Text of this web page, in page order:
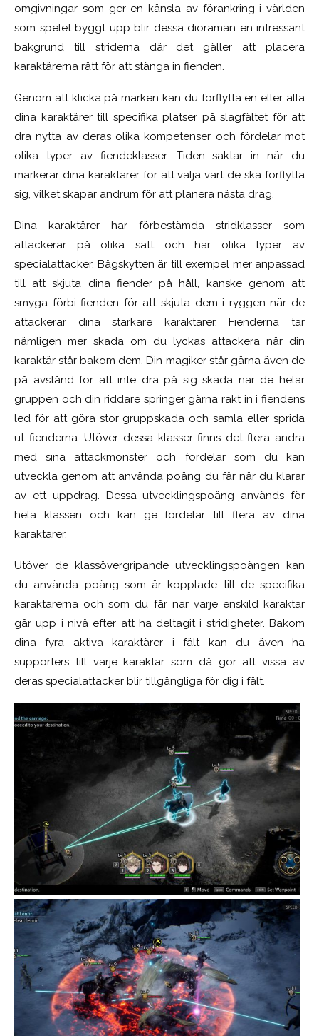
omgivningar som ger en känsla av förankring i världen
som spelet byggt upp blir dessa dioraman en intressant
bakgrund till striderna där det gäller att placera
karaktärerna rätt för att stänga in fienden.
Genom att klicka på marken kan du förflytta en eller alla
dina karaktärer till specifika platser på slagfältet för att
dra nytta av deras olika kompetenser och fördelar mot
olika typer av fiendeklasser. Tiden saktar in när du
markerar dina karaktärer för att välja vart de ska förflytta
sig, vilket skapar andrum för att planera nästa drag.
Dina karaktärer har förbestämda stridklasser som
attackerar på olika sätt och har olika typer av
specialattacker. Bågskytten är till exempel mer anpassad
till att skjuta dina fiender på håll, kanske genom att
smyga förbi fienden för att skjuta dem i ryggen när de
attackerar dina starkare karaktärer. Fienderna tar
nämligen mer skada om du lyckas attackera när din
karaktär står bakom dem. Din magiker står gärna även de
på avstånd för att inte dra på sig skada när de helar
gruppen och din riddare springer gärna rakt in i fiendens
led för att göra stor gruppskada och samla eller sprida
ut fienderna. Utöver dessa klasser finns det flera andra
med sina attackmönster och fördelar som du kan
utveckla genom att använda poäng du får när du klarar
av ett uppdrag. Dessa utvecklingspoäng används för
hela klassen och kan ge fördelar till flera av dina
karaktärer.
Utöver de klassövergripande utvecklingspoängen kan
du använda poäng som är kopplade till de specifika
karaktärerna och som du får när varje enskild karaktär
går upp i nivå efter att ha deltagit i stridigheter. Bakom
dina fyra aktiva karaktärer i fält kan du även ha
supporters till varje karaktär som då gör att vissa av
deras specialattacker blir tillgängliga för dig i fält.